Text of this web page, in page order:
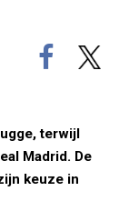
terwijl
Madrid. De
keuze in